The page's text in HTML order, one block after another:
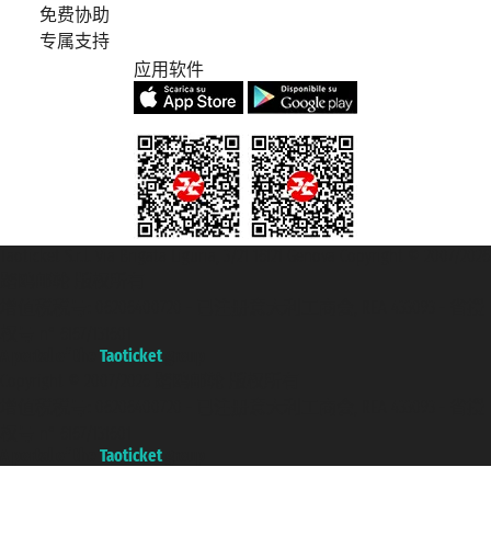
免费协助
专属支持
应用软件
Taoticket
Taoticket